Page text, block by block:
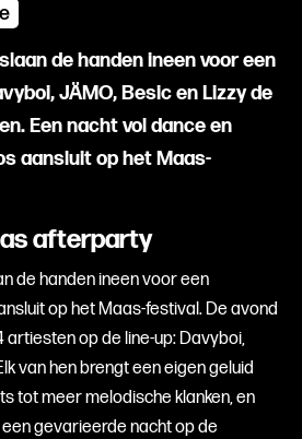
de handen ineen voor een
JÄMO, Besic en Lizzy de
Een nacht vol dance en
aansluit op het Maas-
afterparty
de handen ineen voor een
op het Maas-festival. De avond
artiesten op de line-up: Davyboi,
van hen brengt een eigen geluid
tot meer melodische klanken, en
gevarieerde nacht op de